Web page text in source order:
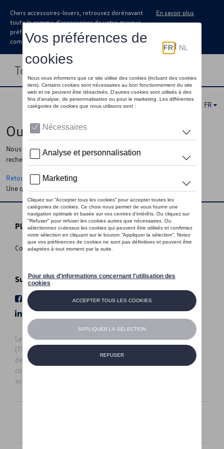
Chers accessoires-lovers, retrouvez dorénavant
toute la gamme d’accessoires de votre marque
préférée sous forme de catalogue à
commander auprès de votre concessionaire.
En savoir plus
Toggle navigation
FR
Oups !
Nous ne pouvons pas trouver la page, l'information que vous
recherchez
Retour à la homepage
Une question ?
Plus d'informations
Conditions de vente
Suivez nous
Facebook
Youtube
LinkedIn
Instagram
Les prix affichés sur le présent site sont des prix recommandés
(TVAc), hors éventuels frais de montage. Pour connaitre le prix
de vente actuel et les éventuels frais de montage, veuillez
contacter votre concessionnaire/agent. Les prix recommandés
sont sujets à des changements sans préavis.